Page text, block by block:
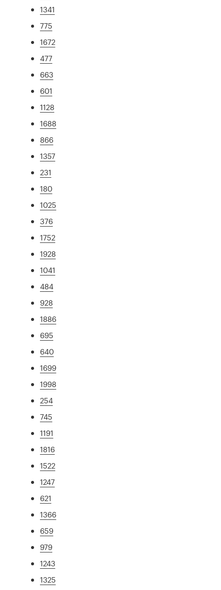
1341
775
1672
477
663
601
1128
1688
866
1357
231
180
1025
376
1752
1928
1041
484
928
1886
695
640
1699
1998
254
745
1191
1816
1522
1247
621
1366
659
979
1243
1325